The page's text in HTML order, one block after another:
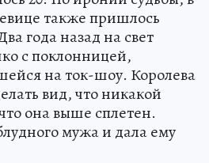
также пришлось
года назад на свет
с поклонницей,
на ток-шоу. Королева
вид, что никакой
она выше сплетен.
мужа и дала ему